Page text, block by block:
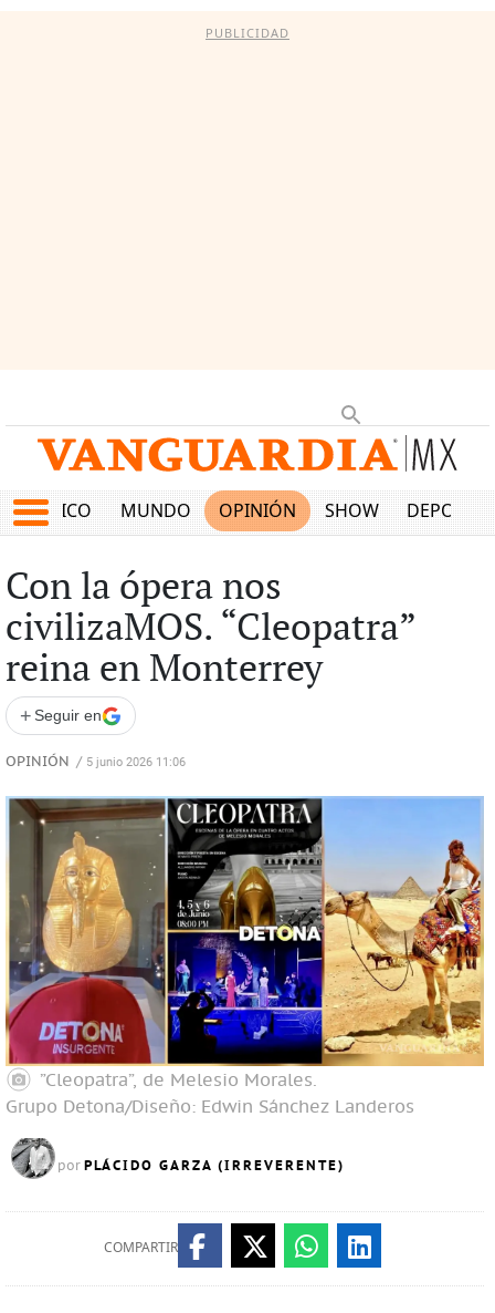
PUBLICIDAD
MÉXICO MUNDO OPINIÓN SHOW
Con la ópera nos
civilizaMOS. “Cleopatra”
reina en Monterrey
+ Seguir en
OPINIÓN / 5 junio 2026 11:06
”Cleopatra”, de Melesio Morales.
Grupo Detona/Diseño: Edwin Sánchez Landeros
por PLÁCIDO GARZA (IRREVERENTE)
COMPARTIR